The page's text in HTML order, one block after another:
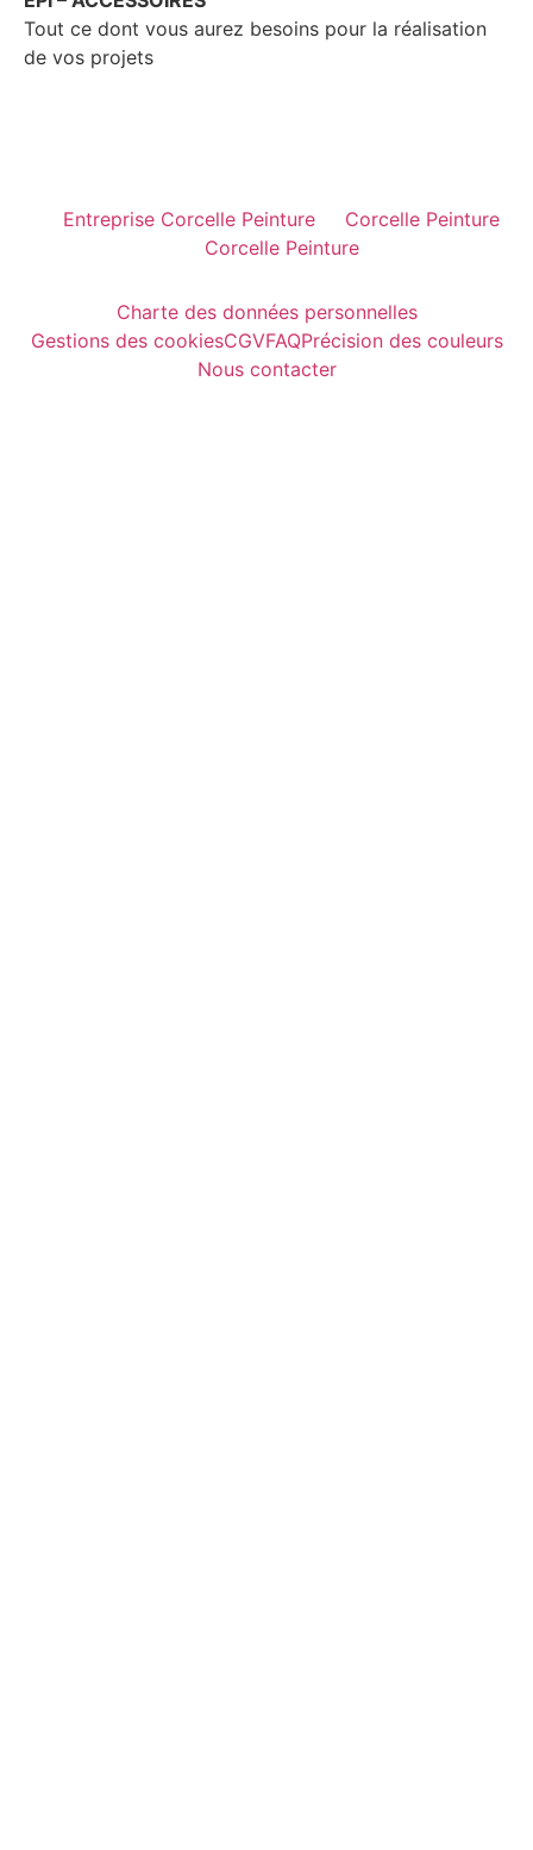
Tout ce dont vous aurez besoins pour la réalisation
de vos projets
Entreprise Corcelle Peinture
Corcelle Peinture
Corcelle Peinture
Charte des données personnelles
Gestions des cookiesCGVFAQPrécision des couleurs
Nous contacter